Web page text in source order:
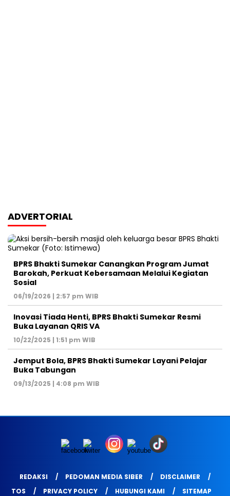
ADVERTORIAL
BPRS Bhakti Sumekar Canangkan Program Jumat
Barokah, Perkuat Kebersamaan Melalui Kegiatan
Sosial
06/19/2026 | 2:57 pm WIB
Inovasi Tiada Henti, BPRS Bhakti Sumekar Resmi
Buka Layanan QRIS VA
10/22/2025 | 1:51 pm WIB
Jemput Bola, BPRS Bhakti Sumekar Layani Pelajar
Buka Tabungan
09/13/2025 | 4:08 pm WIB
REDAKSI PEDOMAN MEDIA SIBER
DISCLAIMER
TOS
PRIVACY POLICY HUBUNGI KAMI SITEMAP